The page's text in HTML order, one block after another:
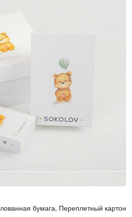
бумага, Переплетный картон